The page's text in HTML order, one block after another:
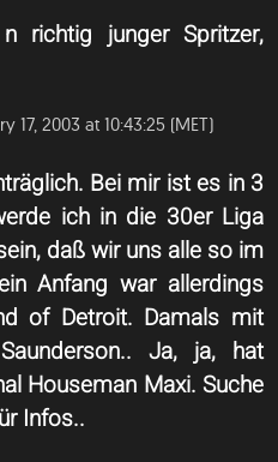
junger Spritzer,
17, 2003 at 10:43:25 (MET)
Bei mir ist es in 3
ich in die 30er Liga
daß wir uns alle so im
Anfang war allerdings
of Detroit. Damals mit
Ja, ja, hat
Houseman Maxi. Suche
Infos..